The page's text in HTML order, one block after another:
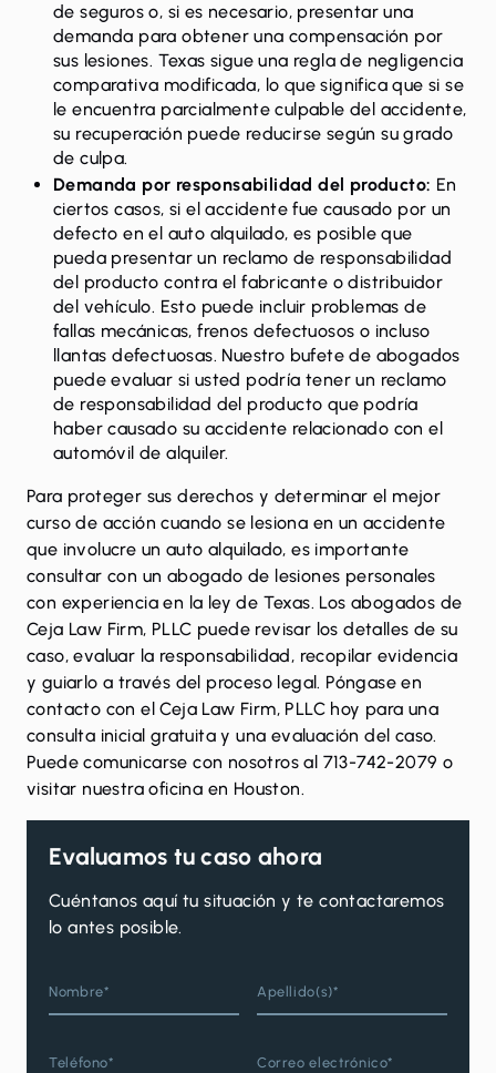
de seguros o, si es necesario, presentar una
demanda para obtener una compensación por
sus lesiones. Texas sigue una regla de negligencia
comparativa modificada, lo que significa que si se
le encuentra parcialmente culpable del accidente,
su recuperación puede reducirse según su grado
de culpa.
Demanda por responsabilidad del producto: En
ciertos casos, si el accidente fue causado por un
defecto en el auto alquilado, es posible que
pueda presentar un reclamo de responsabilidad
del producto contra el fabricante o distribuidor
del vehículo. Esto puede incluir problemas de
fallas mecánicas, frenos defectuosos o incluso
llantas defectuosas. Nuestro bufete de abogados
puede evaluar si usted podría tener un reclamo
de responsabilidad del producto que podría
haber causado su accidente relacionado con el
automóvil de alquiler.
Para proteger sus derechos y determinar el mejor
curso de acción cuando se lesiona en un accidente
que involucre un auto alquilado, es importante
consultar con un abogado de lesiones personales
con experiencia en la ley de Texas. Los abogados de
Ceja Law Firm, PLLC puede revisar los detalles de su
caso, evaluar la responsabilidad, recopilar evidencia
y guiarlo a través del proceso legal. Póngase en
contacto con el Ceja Law Firm, PLLC hoy para una
consulta inicial gratuita y una evaluación del caso.
Puedecomunicarse con nosotros al 713-742-2079 o
visitar nuestra oficina en Houston.
Evaluamos tu caso ahora
Cuéntanos aquí tu situación y te contactaremos
lo antes posible.
Nombre* Apellido(s)*
Teléfono* Correo electrónico*